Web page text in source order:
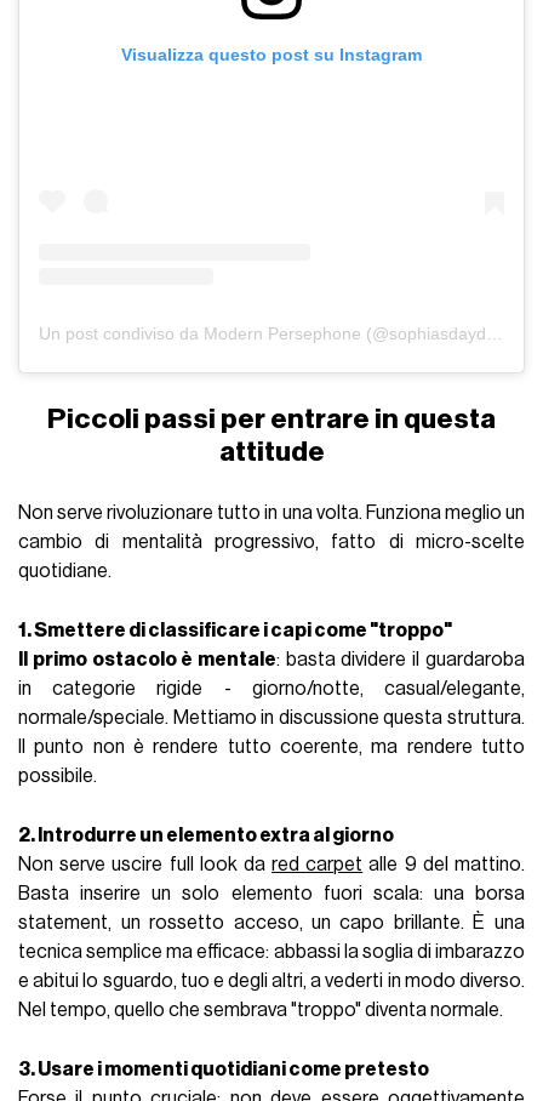
Visualizza questo post su Instagram
Piccoli passi per entrare in questa
attitude
Non serve rivoluzionare tutto in una volta. Funziona meglio un
cambio di mentalità progressivo, fatto di micro-scelte
quotidiane.
1. Smettere di classificare i capi come "troppo"
Il primo ostacolo è mentale: basta dividere il guardaroba
in categorie rigide - giorno/notte, casual/elegante,
normale/speciale. Mettiamo in discussione questa struttura.
Il punto non è rendere tutto coerente, ma rendere tutto
possibile.
2. Introdurre un elemento extra al giorno
Non serve uscire full look dared carpet alle 9 del mattino.
Basta inserire un solo elemento fuori scala: una borsa
statement, un rossetto acceso, un capo brillante. È una
tecnica semplice ma efficace: abbassi la soglia di imbarazzo
e abitui lo sguardo, tuo e degli altri, a vederti in modo diverso.
Nel tempo, quello che sembrava "troppo" diventa normale.
3. Usare i momenti quotidiani come pretesto